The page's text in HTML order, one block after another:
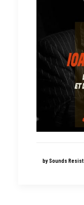
by Sounds Resist